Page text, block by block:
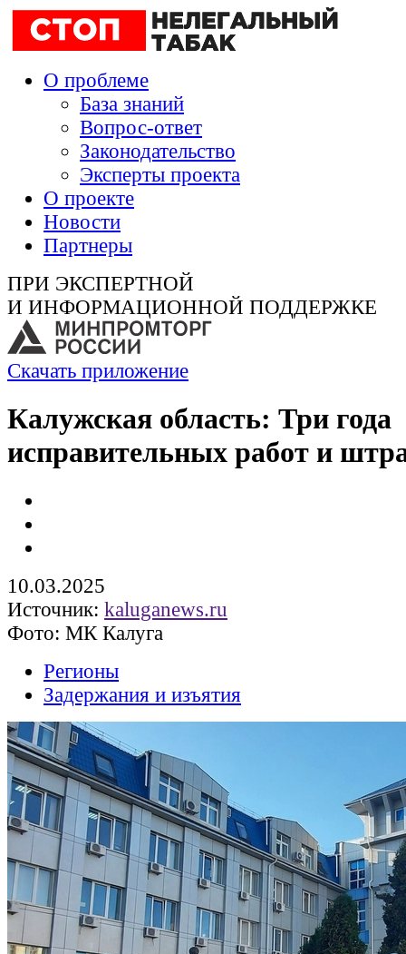
О проблеме
База знаний
Вопрос-ответ
Законодательство
Эксперты проекта
О проекте
Новости
Партнеры
ПРИ ЭКСПЕРТНОЙ
И ИНФОРМАЦИОННОЙ ПОДДЕРЖКЕ
Скачать приложение
Калужская область: Три года
исправительных работ и
10.03.2025
Источник: kaluganews.ru
Фото: МК Калуга
Регионы
Задержания и изъятия